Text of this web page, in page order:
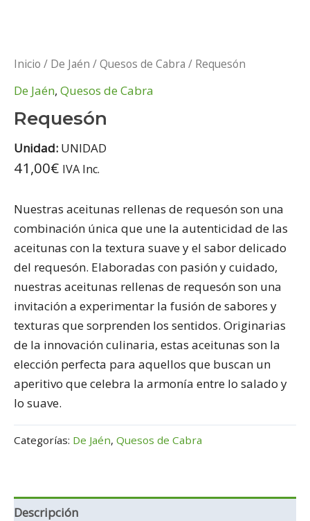
Inicio / De Jaén /Quesos de Cabra / Requesón
De Jaén, Quesos de Cabra
Requesón
Unidad: UNIDAD
41,00€ IVA Inc.
Nuestras aceitunas rellenas de requesón son una
combinación única que une la autenticidad de las
aceitunas con la textura suave y el sabor delicado
del requesón. Elaboradas con pasión y cuidado,
nuestras aceitunas rellenas de requesón son una
invitación a experimentar la fusión de sabores y
texturas que sorprenden los sentidos. Originarias
de la innovación culinaria, estas aceitunas son la
elección perfecta para aquellos que buscan un
aperitivo que celebra la armonía entre lo salado y
lo suave.
Categorías: De Jaén, Quesos de Cabra
Descripción